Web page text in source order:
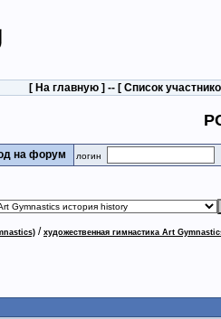
[ На главную ] -- [ Список
на форум логин
/ художественная гимнастика Art